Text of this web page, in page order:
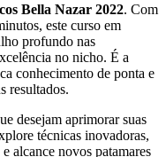
Bella Nazar 2022. Com
este curso em
profundo nas
no nicho. É a
conhecimento de ponta e
resultados.
desejam aprimorar suas
técnicas inovadoras,
alcance novos patamares